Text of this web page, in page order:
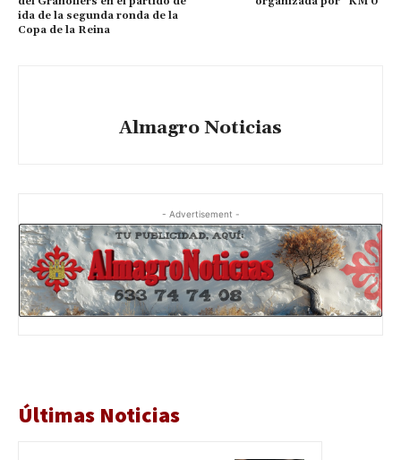
ida de la segunda ronda de la
Copa de la Reina
Almagro Noticias
- Advertisement -
Últimas Noticias